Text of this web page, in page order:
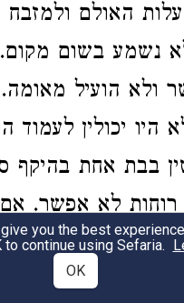
האולם
נשמע בשום מקום.
ולא הועיל
היו יכולין לעמוד
בבת אחת בהיקף
לא אפשר.
הכיור. לפי שא"כ
על מעלות האולם
you the best
to continue using Sefaria.
OK